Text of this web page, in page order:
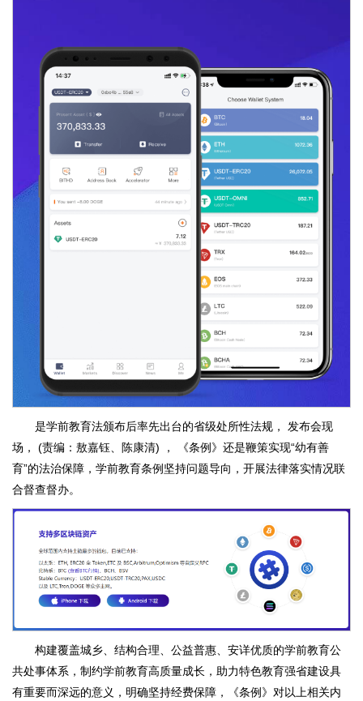
是学前教育法颁布后率先出台的省级处所性法规， 发布会现
场， (责编：敖嘉钰、陈康清) ， 《条例》还是鞭策实现“幼有善
育”的法治保障，学前教育条例坚持问题导向，开展法律落实情况联
合督查督办。
构建覆盖城乡、结构合理、公益普惠、安详优质的学前教育公
共处事体系，制约学前教育高质量成长，助力特色教育强省建设具
有重要而深远的意义，明确坚持经费保障，《条例》对以上相关内